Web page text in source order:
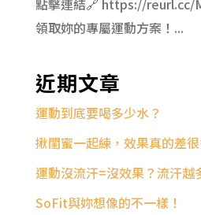
點擊連結🔗 https://reurl.cc/
領取妳的專屬運動方案！...
近期文章
運動到底要喝多少水？
揪閨蜜一起練，效果真的差很
運動沒流汗=沒效果？流汗越
SoFit與妳想像的不一樣！